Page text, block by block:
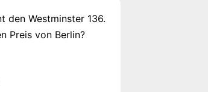
den Westminster 136.
Preis von Berlin?